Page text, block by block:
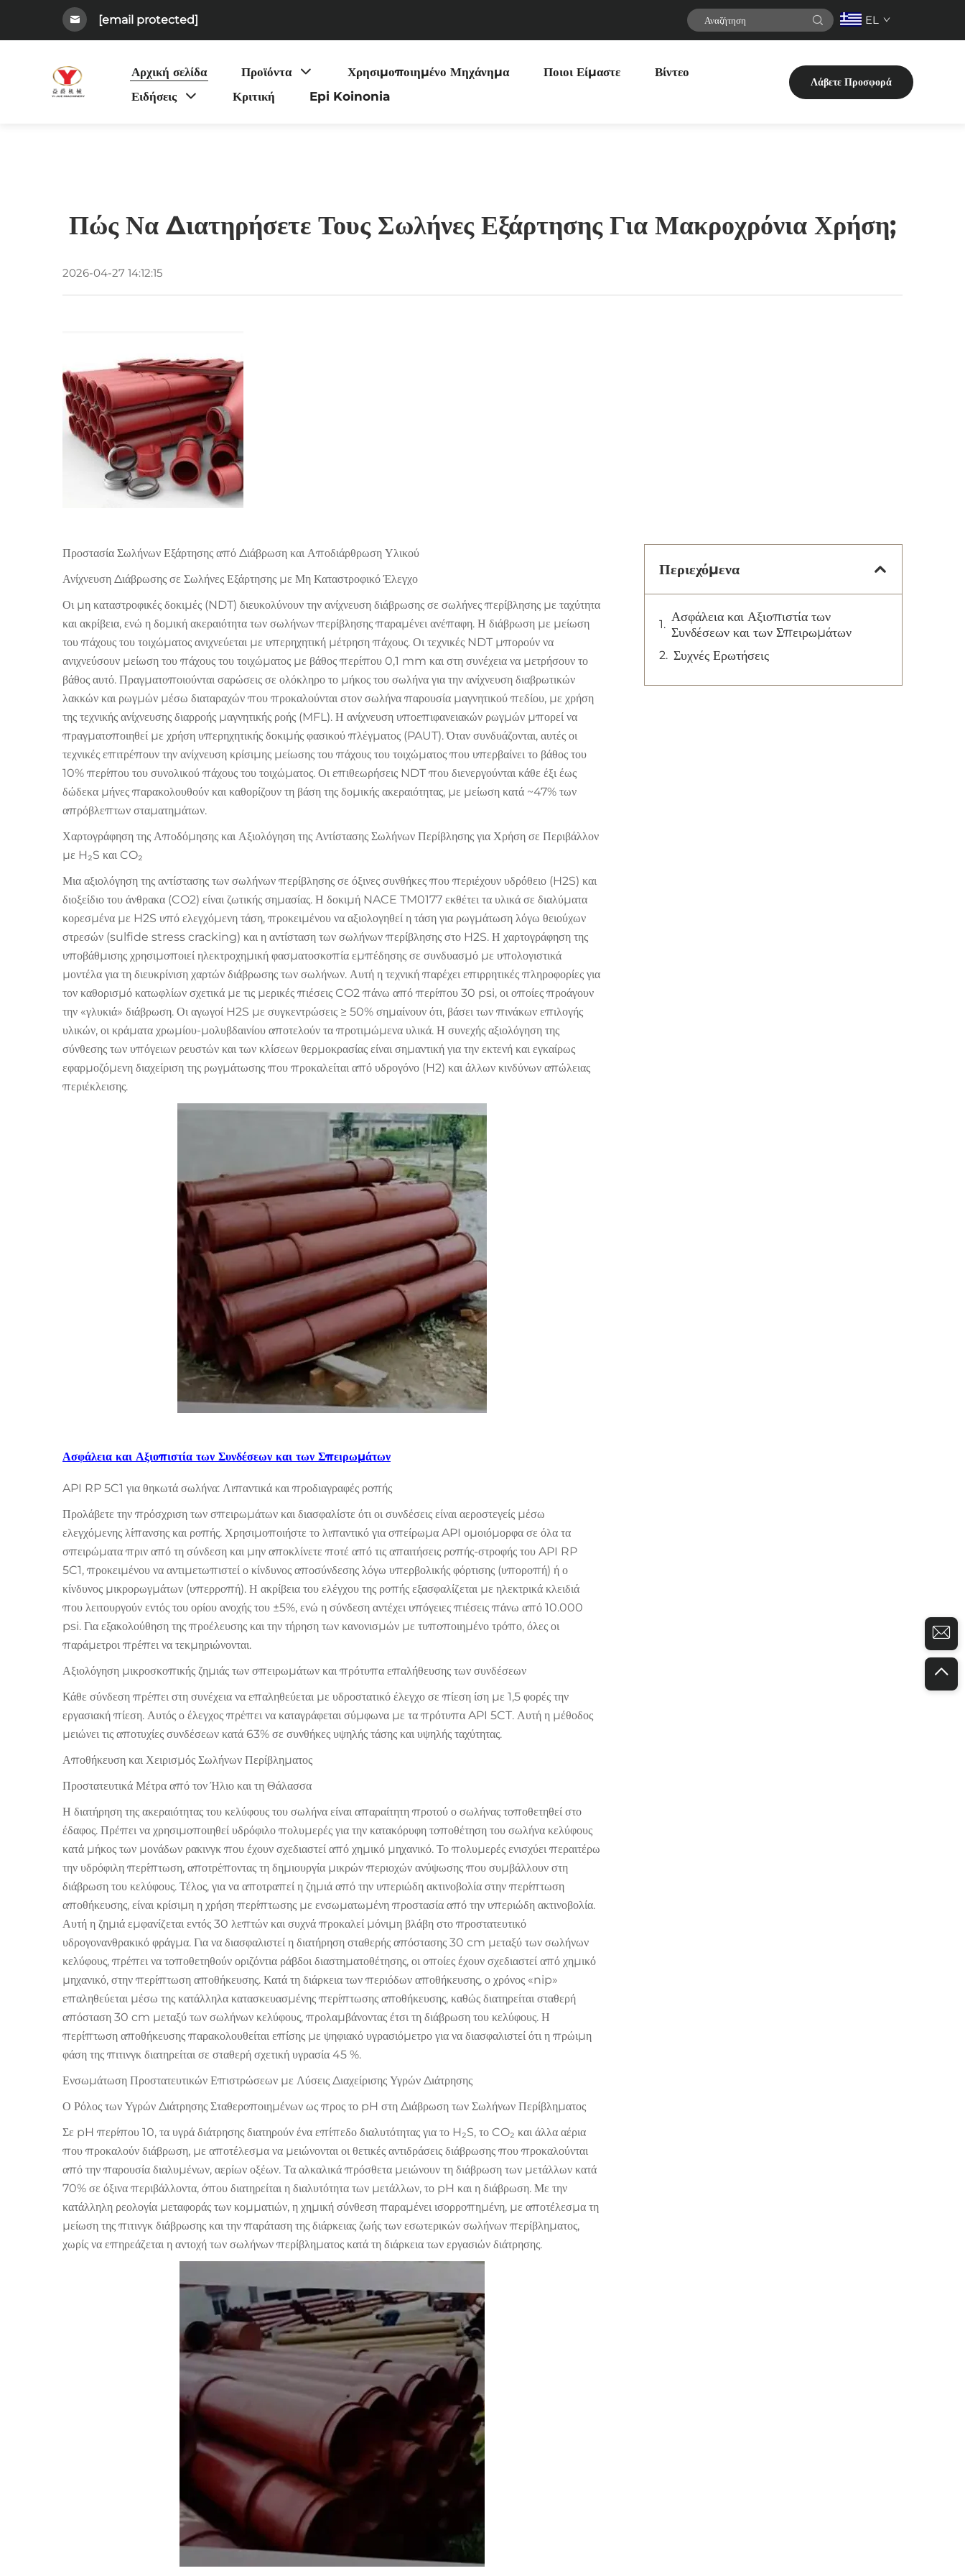
[email protected] EL
Αρχική σελίδα Προϊόντα Χρησιμοποιημένο Μηχάνημα Ποιοι Είμαστε
Βίντεο
Ειδήσεις
Κριτική Epi Koinonia
Λάβετε Προσφορά
Πώς Να Διατηρήσετε Τους Σωλήνες Εξάρτησης Για Μακροχρόνια Χρήση;
2026-04-27 14:12:15
Προστασία Σωλήνων Εξάρτησης από Διάβρωση και Αποδιάρθρωση Υλικού
Ανίχνευση Διάβρωσης σε Σωλήνες Εξάρτησης με Μη Καταστροφικό Έλεγχο
Οι μη καταστροφικές δοκιμές (NDT) διευκολύνουν την ανίχνευση διάβρωσης σε σωλήνες περίβλησης με ταχύτητα
και ακρίβεια, ενώ η δομική ακεραιότητα των σωλήνων περίβλησης παραμένει ανέπαφη. Η διάβρωση με μείωση
του πάχους του τοιχώματος ανιχνεύεται με υπερηχητική μέτρηση πάχους. Οι τεχνικές NDT μπορούν να
ανιχνεύσουν μείωση του πάχους του τοιχώματος με βάθος περίπου 0,1 mm και στη συνέχεια να μετρήσουν το
βάθος αυτό. Πραγματοποιούνται σαρώσεις σε ολόκληρο το μήκος του σωλήνα για την ανίχνευση διαβρωτικών
λακκών και ρωγμών μέσω διαταραχών που προκαλούνται στον σωλήνα παρουσία μαγνητικού πεδίου, με χρήση
της τεχνικής ανίχνευσης διαρροής μαγνητικής ροής (MFL). Η ανίχνευση υποεπιφανειακών ρωγμών μπορεί να
πραγματοποιηθεί με χρήση υπερηχητικής δοκιμής φασικού πλέγματος (PAUT). Όταν συνδυάζονται, αυτές οι
τεχνικές επιτρέπουν την ανίχνευση κρίσιμης μείωσης του πάχους του τοιχώματος που υπερβαίνει το βάθος του
10% περίπου του συνολικού πάχους του τοιχώματος. Οι επιθεωρήσεις NDT που διενεργούνται κάθε έξι έως
δώδεκα μήνες παρακολουθούν και καθορίζουν τη βάση της δομικής ακεραιότητας, με μείωση κατά ~47% των
απρόβλεπτων σταματημάτων.
Χαρτογράφηση της Αποδόμησης και Αξιολόγηση της Αντίστασης Σωλήνων Περίβλησης για Χρήση σε Περιβάλλον
με H₂S και CO₂
Μια αξιολόγηση της αντίστασης των σωλήνων περίβλησης σε όξινες συνθήκες που περιέχουν υδρόθειο (H2S) και
διοξείδιο του άνθρακα (CO2) είναι ζωτικής σημασίας. Η δοκιμή NACE TM0177 εκθέτει τα υλικά σε διαλύματα
κορεσμένα με H2S υπό ελεγχόμενη τάση, προκειμένου να αξιολογηθεί η τάση για ρωγμάτωση λόγω θειούχων
στρεσών (sulfide stress cracking) και η αντίσταση των σωλήνων περίβλησης στο H2S. Η χαρτογράφηση της
υποβάθμισης χρησιμοποιεί ηλεκτροχημική φασματοσκοπία εμπέδησης σε συνδυασμό με υπολογιστικά
μοντέλα για τη διευκρίνιση χαρτών διάβρωσης των σωλήνων. Αυτή η τεχνική παρέχει επιρρητικές πληροφορίες για
τον καθορισμό κατωφλίων σχετικά με τις μερικές πιέσεις CO2 πάνω από περίπου 30 psi, οι οποίες προάγουν
την «γλυκιά» διάβρωση. Οι αγωγοί H2S με συγκεντρώσεις ≥ 50% σημαίνουν ότι, βάσει των πινάκων επιλογής
υλικών, οι κράματα χρωμίου-μολυβδαινίου αποτελούν τα προτιμώμενα υλικά. Η συνεχής αξιολόγηση της
σύνθεσης των υπόγειων ρευστών και των κλίσεων θερμοκρασίας είναι σημαντική για την εκτενή και εγκαίρως
εφαρμοζόμενη διαχείριση της ρωγμάτωσης που προκαλείται από υδρογόνο (H2) και άλλων κινδύνων απώλειας
περιέκλεισης.
Ασφάλεια και Αξιοπιστία των Συνδέσεων και των Σπειρωμάτων
API RP 5C1 για θηκωτά σωλήνα: Λιπαντικά και προδιαγραφές ροπής
Προλάβετε την πρόσχριση των σπειρωμάτων και διασφαλίστε ότι οι συνδέσεις είναι αεροστεγείς μέσω
ελεγχόμενης λίπανσης και ροπής. Χρησιμοποιήστε το λιπαντικό για σπείρωμα API ομοιόμορφα σε όλα τα
σπειρώματα πριν από τη σύνδεση και μην αποκλίνετε ποτέ από τις απαιτήσεις ροπής-στροφής του API RP
5C1, προκειμένου να αντιμετωπιστεί ο κίνδυνος αποσύνδεσης λόγω υπερβολικής φόρτισης (υποροπή) ή ο
κίνδυνος μικρορωγμάτων (υπερροπή). Η ακρίβεια του ελέγχου της ροπής εξασφαλίζεται με ηλεκτρικά κλειδιά
που λειτουργούν εντός του ορίου ανοχής του ±5%, ενώ η σύνδεση αντέχει υπόγειες πιέσεις πάνω από 10.000
psi. Για εξακολούθηση της προέλευσης και την τήρηση των κανονισμών με τυποποιημένο τρόπο, όλες οι
παράμετροι πρέπει να τεκμηριώνονται.
Αξιολόγηση μικροσκοπικής ζημιάς των σπειρωμάτων και πρότυπα επαλήθευσης των συνδέσεων
Κάθε σύνδεση πρέπει στη συνέχεια να επαληθεύεται με υδροστατικό έλεγχο σε πίεση ίση με 1,5 φορές την
εργασιακή πίεση. Αυτός ο έλεγχος πρέπει να καταγράφεται σύμφωνα με τα πρότυπα API 5CT. Αυτή η μέθοδος
μειώνει τις αποτυχίες συνδέσεων κατά 63% σε συνθήκες υψηλής τάσης και υψηλής ταχύτητας.
Αποθήκευση και Χειρισμός Σωλήνων Περίβληματος
Προστατευτικά Μέτρα από τον Ήλιο και τη Θάλασσα
Η διατήρηση της ακεραιότητας του κελύφους του σωλήνα είναι απαραίτητη προτού ο σωλήνας τοποθετηθεί στο
έδαφος. Πρέπει να χρησιμοποιηθεί υδρόφιλο πολυμερές για την κατακόρυφη τοποθέτηση του σωλήνα κελύφους
κατά μήκος των μονάδων ρακινγκ που έχουν σχεδιαστεί από χημικό μηχανικό. Το πολυμερές ενισχύει περαιτέρω
την υδρόφιλη περίπτωση, αποτρέποντας τη δημιουργία μικρών περιοχών ανύψωσης που συμβάλλουν στη
διάβρωση του κελύφους. Τέλος, για να αποτραπεί η ζημιά από την υπεριώδη ακτινοβολία στην περίπτωση
αποθήκευσης, είναι κρίσιμη η χρήση περίπτωσης με ενσωματωμένη προστασία από την υπεριώδη ακτινοβολία.
Αυτή η ζημιά εμφανίζεται εντός 30 λεπτών και συχνά προκαλεί μόνιμη βλάβη στο προστατευτικό
υδρογονανθρακικό φράγμα. Για να διασφαλιστεί η διατήρηση σταθερής απόστασης 30 cm μεταξύ των σωλήνων
κελύφους, πρέπει να τοποθετηθούν οριζόντια ράβδοι διαστηματοθέτησης, οι οποίες έχουν σχεδιαστεί από χημικό
μηχανικό, στην περίπτωση αποθήκευσης. Κατά τη διάρκεια των περιόδων αποθήκευσης, ο χρόνος «nip»
επαληθεύεται μέσω της κατάλληλα κατασκευασμένης περίπτωσης αποθήκευσης, καθώς διατηρείται σταθερή
απόσταση 30 cm μεταξύ των σωλήνων κελύφους, προλαμβάνοντας έτσι τη διάβρωση του κελύφους. Η
περίπτωση αποθήκευσης παρακολουθείται επίσης με ψηφιακό υγρασιόμετρο για να διασφαλιστεί ότι η πρώιμη
φάση της πιτινγκ διατηρείται σε σταθερή σχετική υγρασία 45 %.
Ενσωμάτωση Προστατευτικών Επιστρώσεων με Λύσεις Διαχείρισης Υγρών Διάτρησης
Ο Ρόλος των Υγρών Διάτρησης Σταθεροποιημένων ως προς το pH στη Διάβρωση των Σωλήνων Περίβληματος
Σε pH περίπου 10, τα υγρά διάτρησης διατηρούν ένα επίπεδο διαλυτότητας για το H₂S, το CO₂ και άλλα αέρια
που προκαλούν διάβρωση, με αποτέλεσμα να μειώνονται οι θετικές αντιδράσεις διάβρωσης που προκαλούνται
από την παρουσία διαλυμένων, αερίων οξέων. Τα αλκαλικά πρόσθετα μειώνουν τη διάβρωση των μετάλλων κατά
70% σε όξινα περιβάλλοντα, όπου διατηρείται η διαλυτότητα των μετάλλων, το pH και η διάβρωση. Με την
κατάλληλη ρεολογία μεταφοράς των κομματιών, η χημική σύνθεση παραμένει ισορροπημένη, με αποτέλεσμα τη
μείωση της πιτινγκ διάβρωσης και την παράταση της διάρκειας ζωής των εσωτερικών σωλήνων περίβληματος,
χωρίς να επηρεάζεται η αντοχή των σωλήνων περίβληματος κατά τη διάρκεια των εργασιών διάτρησης.
Περιεχόμενα
Ασφάλεια και Αξιοπιστία των
Συνδέσεων και των Σπειρωμάτων
Συχνές Ερωτήσεις